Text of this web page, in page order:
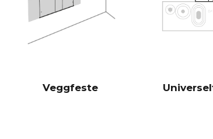
FREKVENSRESPONS 28 Hz - 24 000
SIGNAL/STØY-FORHOLD
Veggfeste